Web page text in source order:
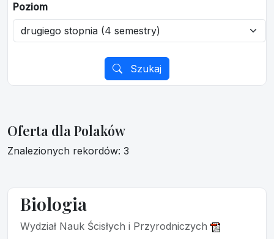
Poziom
Szukaj
Oferta dla Polaków
Znalezionych rekordów: 3
Biologia
Wydział Nauk Ścisłych i Przyrodniczych